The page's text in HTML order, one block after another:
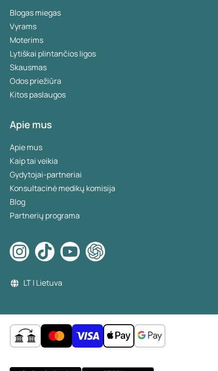
Blogas miegas
Vyrams
Moterims
Lytiškai plintančios ligos
Skausmas
Odos priežiūra
Kitos paslaugos
Apie mus
Apie mus
Kaip tai veikia
Gydytojai-partneriai
Konsultacinė medikų komisija
Blog
Partnerių programa
LT | Lietuva